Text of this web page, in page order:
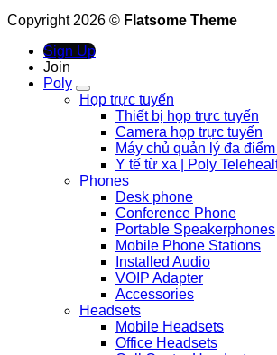
Copyright 2026 © Flatsome Theme
Sign Up
Join
Poly
Họp trực tuyến
Thiết bị họp trực tuyến
Camera họp trực tuyến
Máy chủ quản lý đa
Y tế từ xa | Poly
Phones
Desk phone
Conference Phone
Portable Speakerphones
Mobile Phone Stations
Installed Audio
VOIP Adapter
Accessories
Headsets
Mobile Headsets
Office Headsets